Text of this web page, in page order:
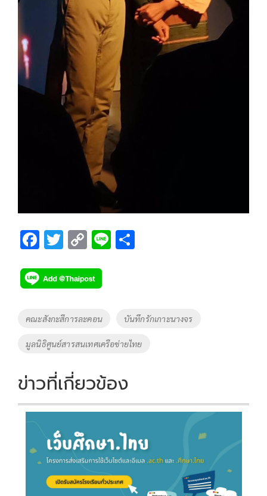
F
e
b
o
o
k
T
tt
er
C
p
y
Li
n
k
Li
Tags
คณะสังกะสีการละคอน บันทึกรักเกาะนางจร
มูลนิธิศูนย์สารสนเทศเครือข่ายไทย
ข่าวที่เกี่ยวข้อง